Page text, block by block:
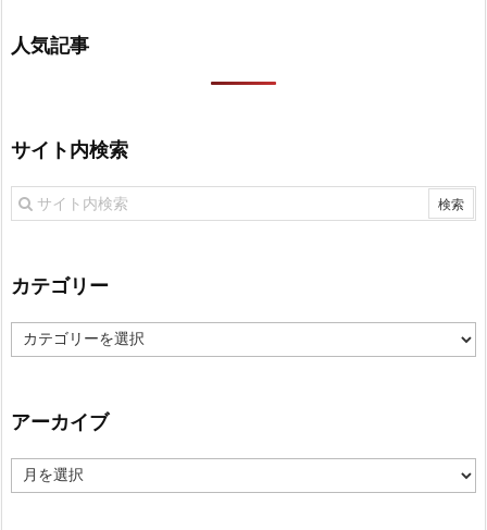
人気記事
サイト内検索
カテゴリー
カ
テ
ー
アーカイブ
ー